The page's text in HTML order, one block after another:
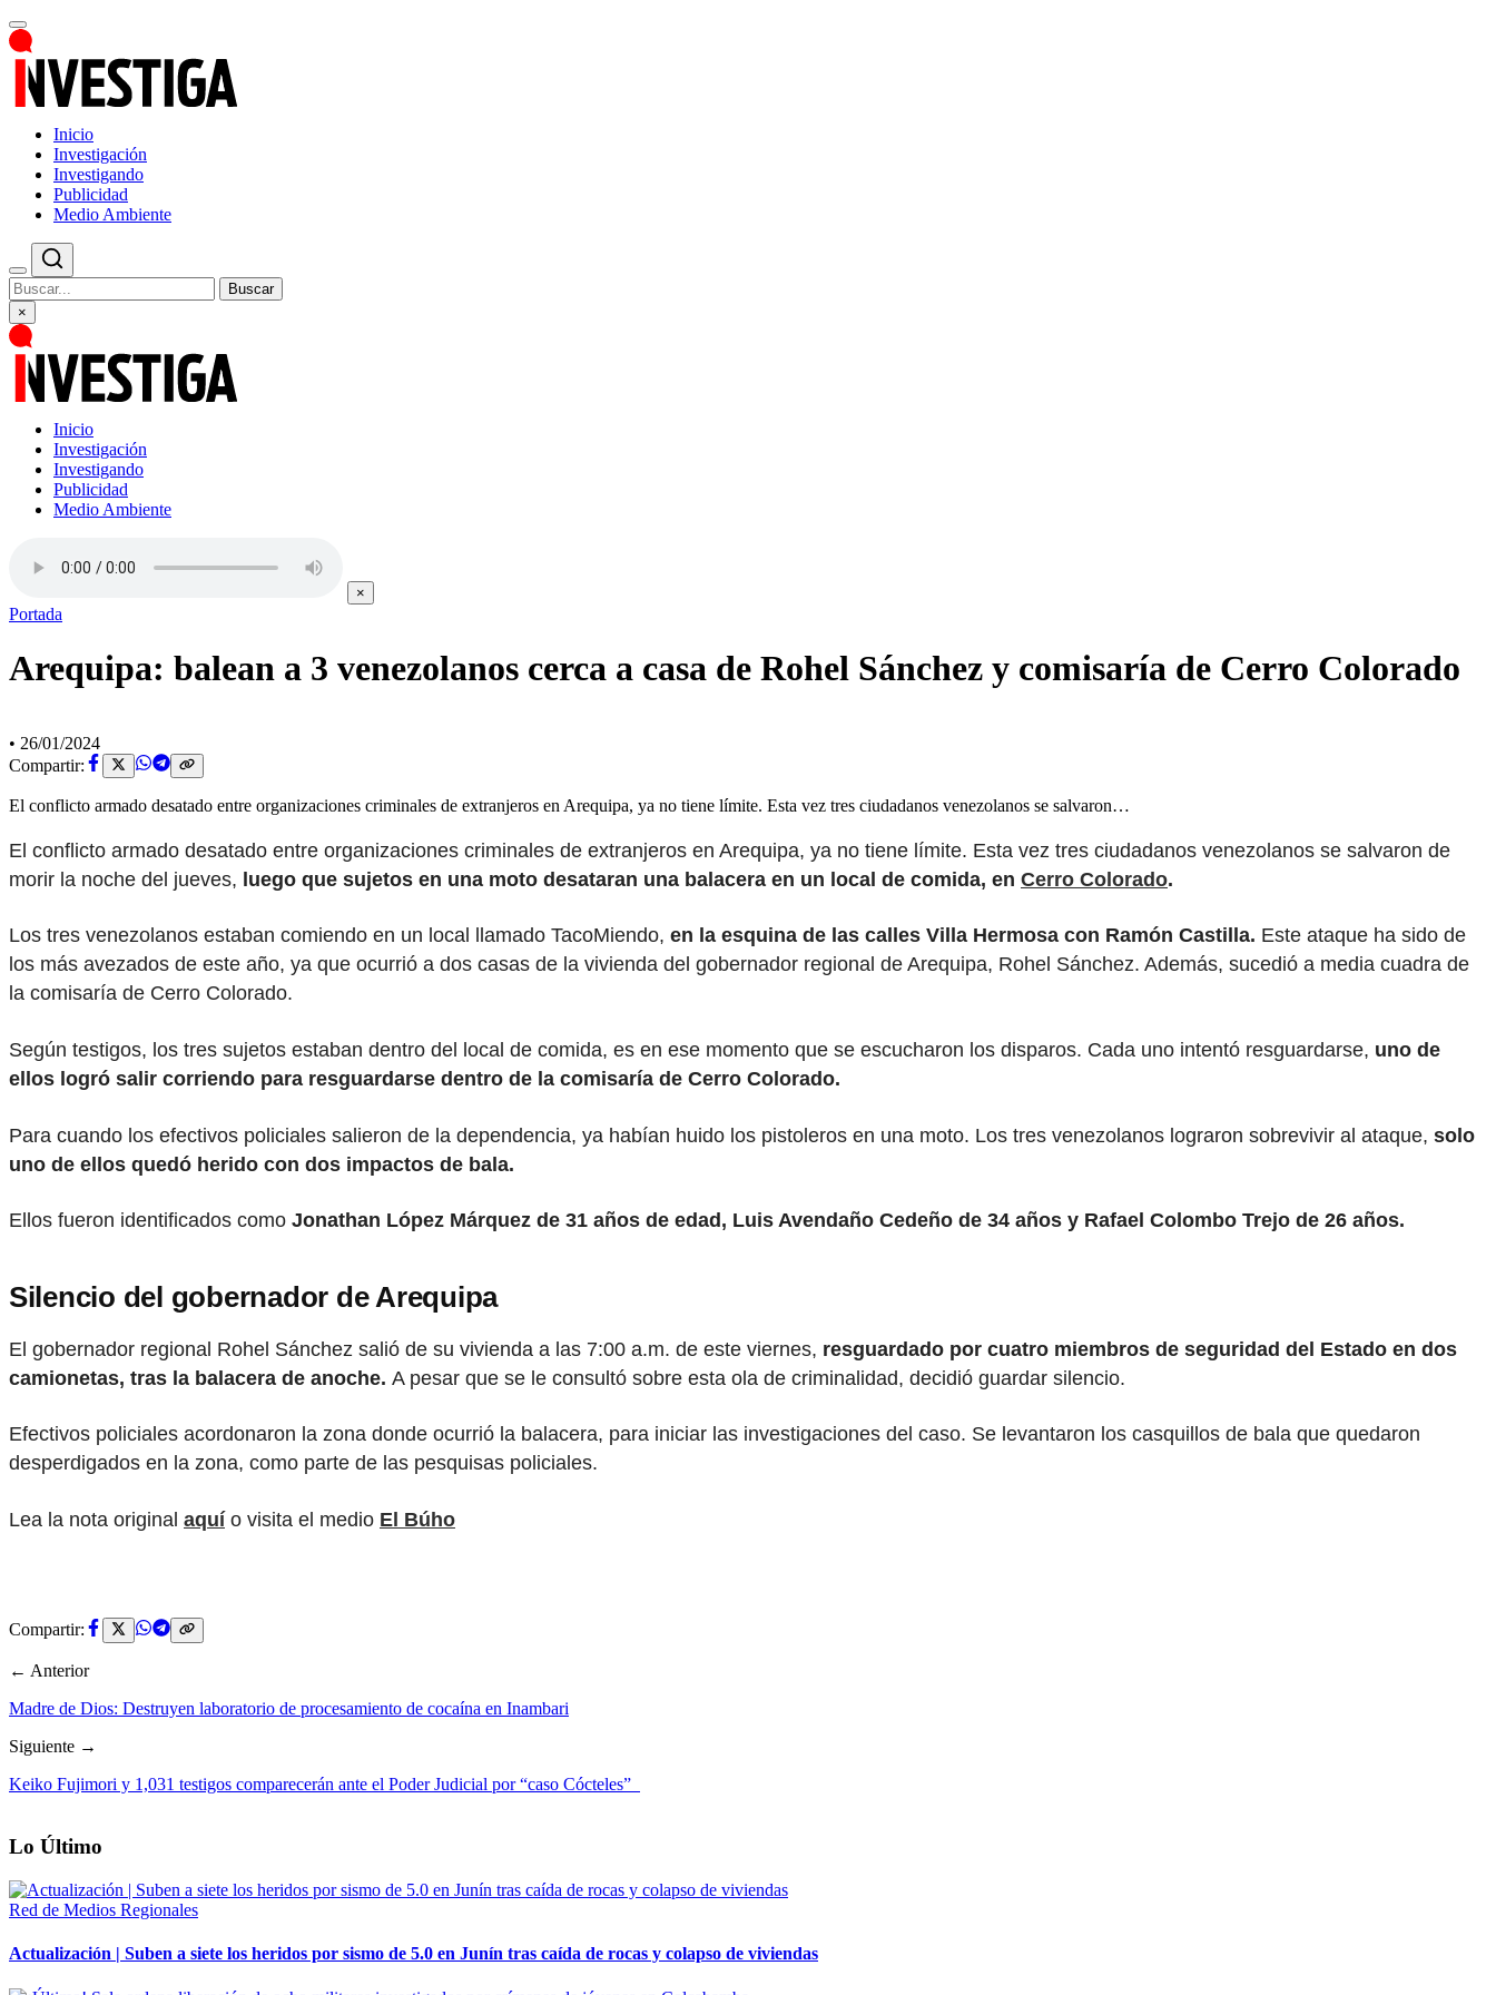
Inicio
Investigación
Investigando
Publicidad
Medio Ambiente
Buscar
×
Inicio
Investigación
Investigando
Publicidad
Medio Ambiente
×
Portada
Arequipa: balean a 3 venezolanos cerca a casa de Rohel Sánchez y comisaría de Cerro Colorado
• 26/01/2024
Compartir:
El conflicto armado desatado entre organizaciones criminales de extranjeros en Arequipa, ya no tiene límite. Esta vez tres ciudadanos venezolanos se salvaron…
El conflicto armado desatado entre organizaciones criminales de extranjeros en Arequipa, ya no tiene límite. Esta vez tres ciudadanos venezolanos se salvaron de
morir la noche del jueves, luego que sujetos en una moto desataran una balacera en un local de comida, en Cerro Colorado.
Los tres venezolanos estaban comiendo en un local llamado TacoMiendo, en la esquina de las calles Villa Hermosa con Ramón Castilla. Este ataque ha sido de
los más avezados de este año, ya que ocurrió a dos casas de la vivienda del gobernador regional de Arequipa, Rohel Sánchez. Además, sucedió a media cuadra de
la comisaría de Cerro Colorado.
Según testigos, los tres sujetos estaban dentro del local de comida, es en ese momento que se escucharon los disparos. Cada uno intentó resguardarse, uno de
ellos logró salir corriendo para resguardarse dentro de la comisaría de Cerro Colorado.
Para cuando los efectivos policiales salieron de la dependencia, ya habían huido los pistoleros en una moto. Los tres venezolanos lograron sobrevivir al ataque, solo
uno de ellos quedó herido con dos impactos de bala.
Ellos fueron identificados como Jonathan López Márquez de 31 años de edad, Luis Avendaño Cedeño de 34 años y Rafael Colombo Trejo de 26 años.
Silencio del gobernador de Arequipa
El gobernador regional Rohel Sánchez salió de su vivienda a las 7:00 a.m. de este viernes, resguardado por cuatro miembros de seguridad del Estado en dos
camionetas, tras la balacera de anoche. A pesar que se le consultó sobre esta ola de criminalidad, decidió guardar silencio.
Efectivos policiales acordonaron la zona donde ocurrió la balacera, para iniciar las investigaciones del caso. Se levantaron los casquillos de bala que quedaron
desperdigados en la zona, como parte de las pesquisas policiales.
Lea la nota original aquí o visita el medio El Búho
Compartir:
← Anterior
Madre de Dios: Destruyen laboratorio de procesamiento de cocaína en Inambari
Siguiente →
Keiko Fujimori y 1,031 testigos comparecerán ante el Poder Judicial por “caso Cócteles”
Lo Último
Red de Medios Regionales
Actualización | Suben a siete los heridos por sismo de 5.0 en Junín tras caída de rocas y colapso de viviendas